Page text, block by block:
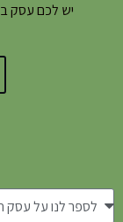
יש לכם עסק